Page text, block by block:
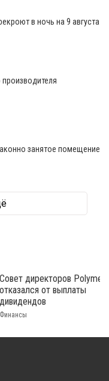
в ночь на 9 августа
производителя
занятое помещение
Совет директоров
отказался от выплаты
дивидендов
Финансы